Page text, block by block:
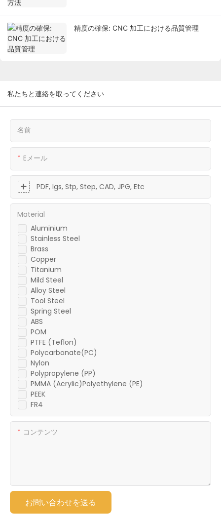
精度の確保: CNC 加工における品質管理
私たちと連絡を取ってください
名前
Eメール
PDF, Igs, Stp, Step, CAD, JPG, Etc
Aluminium
Stainless Steel
Brass
Copper
Titanium
Mild Steel
Alloy Steel
Tool Steel
Spring Steel
ABS
POM
PTFE (Teflon)
Polycarbonate(PC)
Nylon
Polypropylene (PP)
PMMA (Acrylic)Polyethylene (PE)
PEEK
FR4
Material
コンテンツ
お問い合わせを送る